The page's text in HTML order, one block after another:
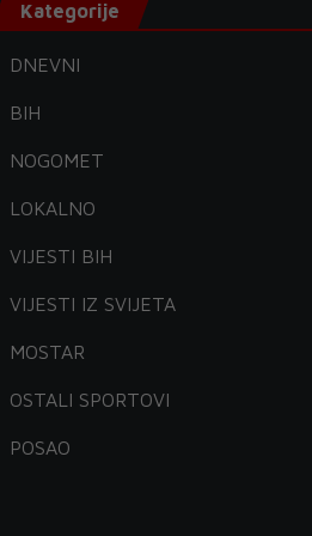
Kategorije
DNEVNI
BIH
NOGOMET
LOKALNO
VIJESTI BIH
VIJESTI IZ SVIJETA
MOSTAR
OSTALI SPORTOVI
POSAO